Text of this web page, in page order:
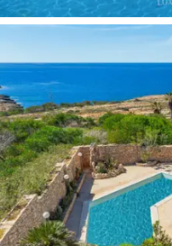
Villan ulkotilat ovat
uima.altaineen,jossa
kuumina kesäpäivinä
suuruisessa
merimäntyjen ja muun
kasvillisuuden
Kiinteistöllä on kaksi
jalankulkijoille, ja siitä